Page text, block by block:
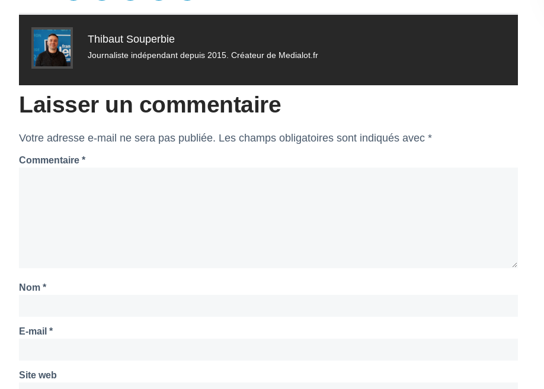
Thibaut Souperbie
Journaliste indépendant depuis 2015. Créateur de Medialot.fr
Laisser un commentaire
Votre adresse e-mail ne sera pas publiée. Les champs obligatoires sont indiqués avec *
Commentaire *
Nom *
E-mail *
Site web